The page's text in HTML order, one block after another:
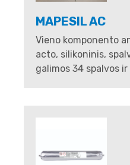
MAPESIL AC
Vieno komponento
acto, silikoninis,
galimos 34 spalvos ir